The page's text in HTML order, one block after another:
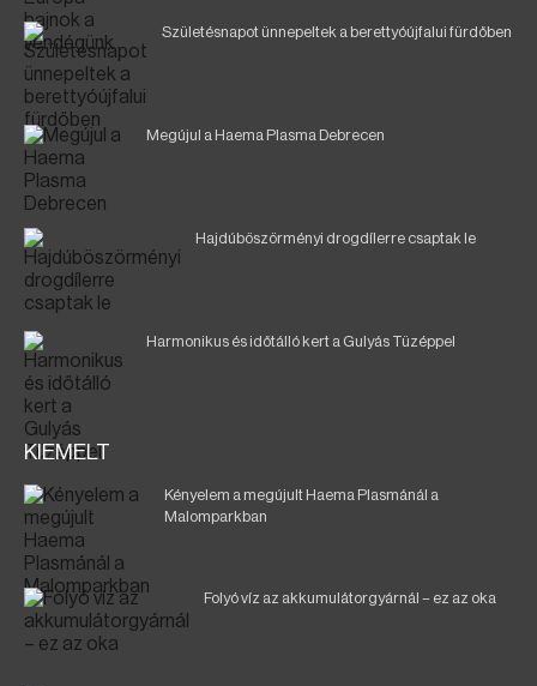
Születésnapot ünnepeltek a berettyóújfalui fürdőben
Megújul a Haema Plasma Debrecen
Hajdúböszörményi drogdílerre csaptak le
Harmonikus és időtálló kert a Gulyás Tüzéppel
KIEMELT
Kényelem a megújult Haema Plasmánál a
Malomparkban
Folyó víz az akkumulátorgyárnál – ez az oka